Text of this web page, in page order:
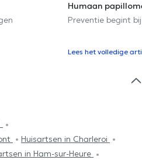
Humaan
Preventie begint
Lees het volledige
Huisartsen in Charleroi
in Ham-sur-Heure